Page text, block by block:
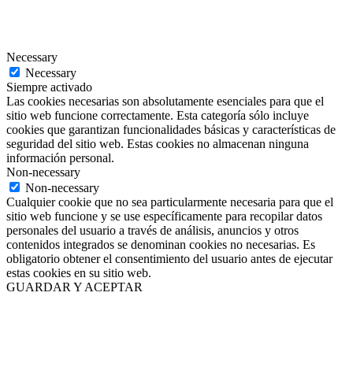
Necessary
Necessary
Siempre activado
Las cookies necesarias son absolutamente esenciales para que el
sitio web funcione correctamente. Esta categoría sólo incluye
cookies que garantizan funcionalidades básicas y características de
seguridad del sitio web. Estas cookies no almacenan ninguna
información personal.
Non-necessary
Non-necessary
Cualquier cookie que no sea particularmente necesaria para que el
sitio web funcione y se use específicamente para recopilar datos
personales del usuario a través de análisis, anuncios y otros
contenidos integrados se denominan cookies no necesarias. Es
obligatorio obtener el consentimiento del usuario antes de ejecutar
estas cookies en su sitio web.
GUARDAR Y ACEPTAR